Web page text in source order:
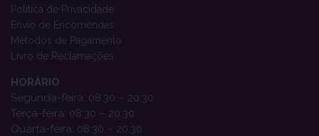
Política de Privacidade
Envio de Encomendas
Métodos de Pagamento
Livro de Reclamações
HORÁRIO
Segunda-feira: 08:30 – 20:30
Terça-feira: 08:30 – 20:30
Quarta-feira: 08:30 – 20:30